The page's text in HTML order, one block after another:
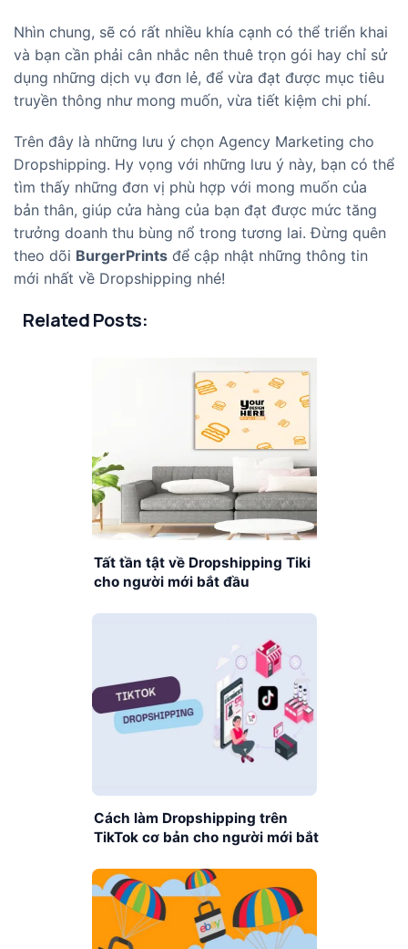
Nhìn chung, sẽ có rất nhiều khía cạnh có thể triển khai
và bạn cần phải cân nhắc nên thuê trọn gói hay chỉ sử
dụng những dịch vụ đơn lẻ, để vừa đạt được mục tiêu
truyền thông như mong muốn, vừa tiết kiệm chi phí.
Trên đây là những lưu ý chọn Agency Marketing cho
Dropshipping. Hy vọng với những lưu ý này, bạn có thể
tìm thấy những đơn vị phù hợp với mong muốn của
bản thân, giúp cửa hàng của bạn đạt được mức tăng
trưởng doanh thu bùng nổ trong tương lai. Đừng quên
theo dõi BurgerPrints để cập nhật những thông tin
mới nhất về Dropshipping nhé!
Related Posts:
Tất tần tật về Dropshipping Tiki
cho người mới bắt đầu
Cách làm Dropshipping trên
TikTok cơ bản cho người mới bắt